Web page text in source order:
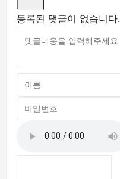
등록된 댓글이 없습니다.